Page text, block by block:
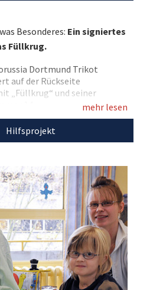
uns auch
Auktionenfür den guten
Besonderes: Ein signiertes
Füllkrug.
Dortmund Trikot
auf der Rückseite
„Füllkrug“ und seiner
an dieKinderhilfe
weiter.
mehr lesen
Hilfsprojekt